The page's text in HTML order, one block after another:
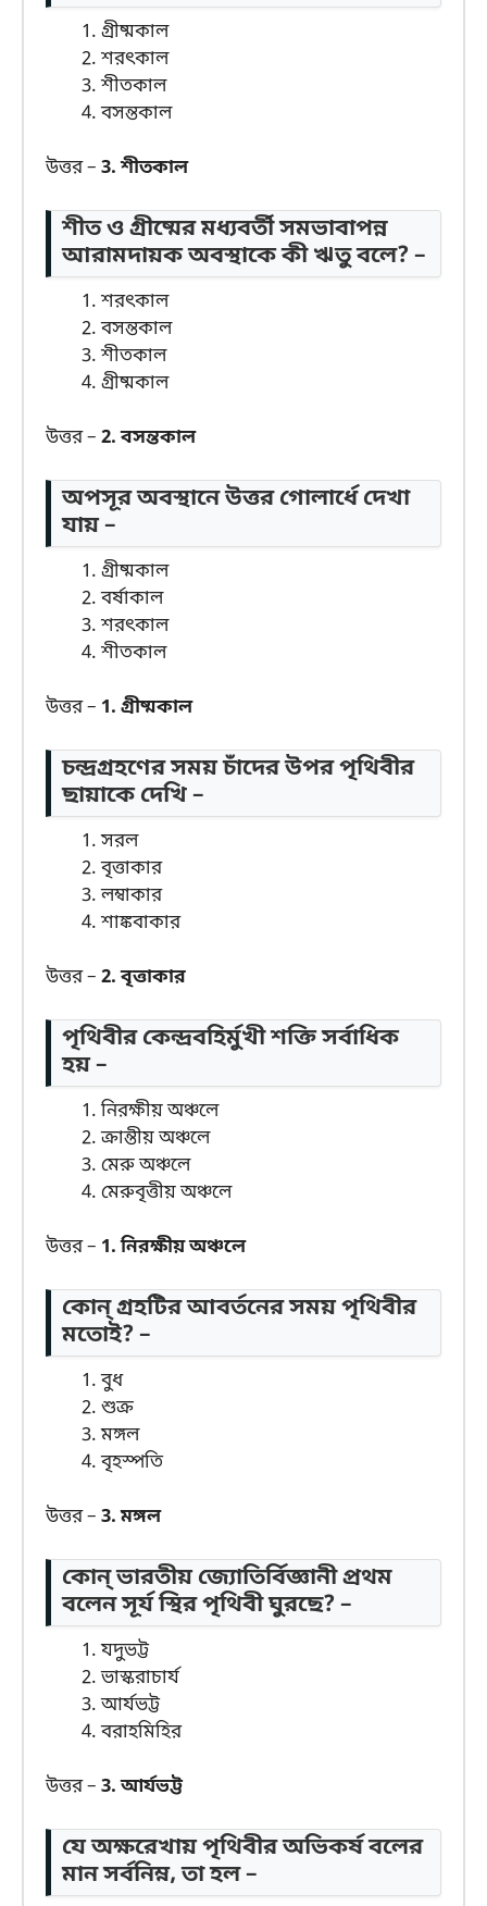
গ্রীষ্মকাল
শরৎকাল
শীতকাল
বসন্তকাল
উত্তর – 3. শীতকাল
শীত ও গ্রীষ্মের মধ্যবর্তী সমভাবাপন্ন
আরামদায়ক অবস্থাকে কী ঋতু বলে? –
শরৎকাল
বসন্তকাল
শীতকাল
গ্রীষ্মকাল
উত্তর – 2. বসন্তকাল
অপসূর অবস্থানে উত্তর গোলার্ধে দেখা
যায় –
গ্রীষ্মকাল
বর্ষাকাল
শরৎকাল
শীতকাল
উত্তর – 1. গ্রীষ্মকাল
চন্দ্রগ্রহণের সময় চাঁদের উপর পৃথিবীর
ছায়াকে দেখি –
সরল
বৃত্তাকার
লম্বাকার
শাঙ্কবাকার
উত্তর – 2. বৃত্তাকার
পৃথিবীর কেন্দ্রবহির্মুখী শক্তি সর্বাধিক
হয় –
নিরক্ষীয় অঞ্চলে
ক্রান্তীয় অঞ্চলে
মেরু অঞ্চলে
মেরুবৃত্তীয় অঞ্চলে
উত্তর – 1. নিরক্ষীয় অঞ্চলে
কোন্ গ্রহটির আবর্তনের সময় পৃথিবীর
মতোই? –
বুধ
শুক্র
মঙ্গল
বৃহস্পতি
উত্তর – 3. মঙ্গল
কোন্ ভারতীয় জ্যোতির্বিজ্ঞানী প্রথম
বলেন সূর্য স্থির পৃথিবী ঘুরছে? –
যদুভট্ট
ভাস্করাচার্য
আর্যভট্ট
বরাহমিহির
উত্তর – 3. আর্যভট্ট
যে অক্ষরেখায় পৃথিবীর অভিকর্ষ বলের
মান সর্বনিম্ন, তা হল –